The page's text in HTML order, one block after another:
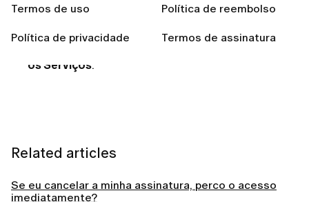
Termos de uso Política de reembolso
Política de privacidade Termos de assinatura
os Serviços.
Related articles
Se eu cancelar a minha assinatura, perco o acesso
imediatamente?